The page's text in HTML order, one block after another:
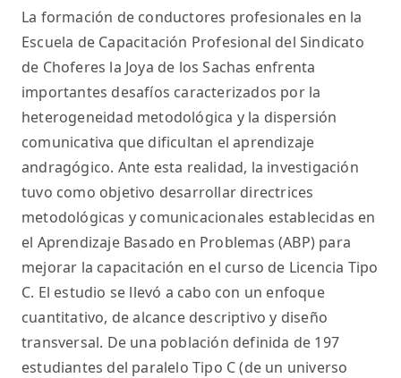
La formación de conductores profesionales en la
Escuela de Capacitación Profesional del Sindicato
de Choferes la Joya de los Sachas enfrenta
importantes desafíos caracterizados por la
heterogeneidad metodológica y la dispersión
comunicativa que dificultan el aprendizaje
andragógico. Ante esta realidad, la investigación
tuvo como objetivo desarrollar directrices
metodológicas y comunicacionales establecidas en
el Aprendizaje Basado en Problemas (ABP) para
mejorar la capacitación en el curso de Licencia Tipo
C. El estudio se llevó a cabo con un enfoque
cuantitativo, de alcance descriptivo y diseño
transversal. De una población definida de 197
estudiantes del paralelo Tipo C (de un universo